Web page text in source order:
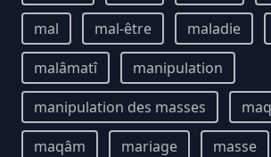
mal
mal-être maladie
malâmatî
manipulation
manipulation des masses
maqâm
mariage masse